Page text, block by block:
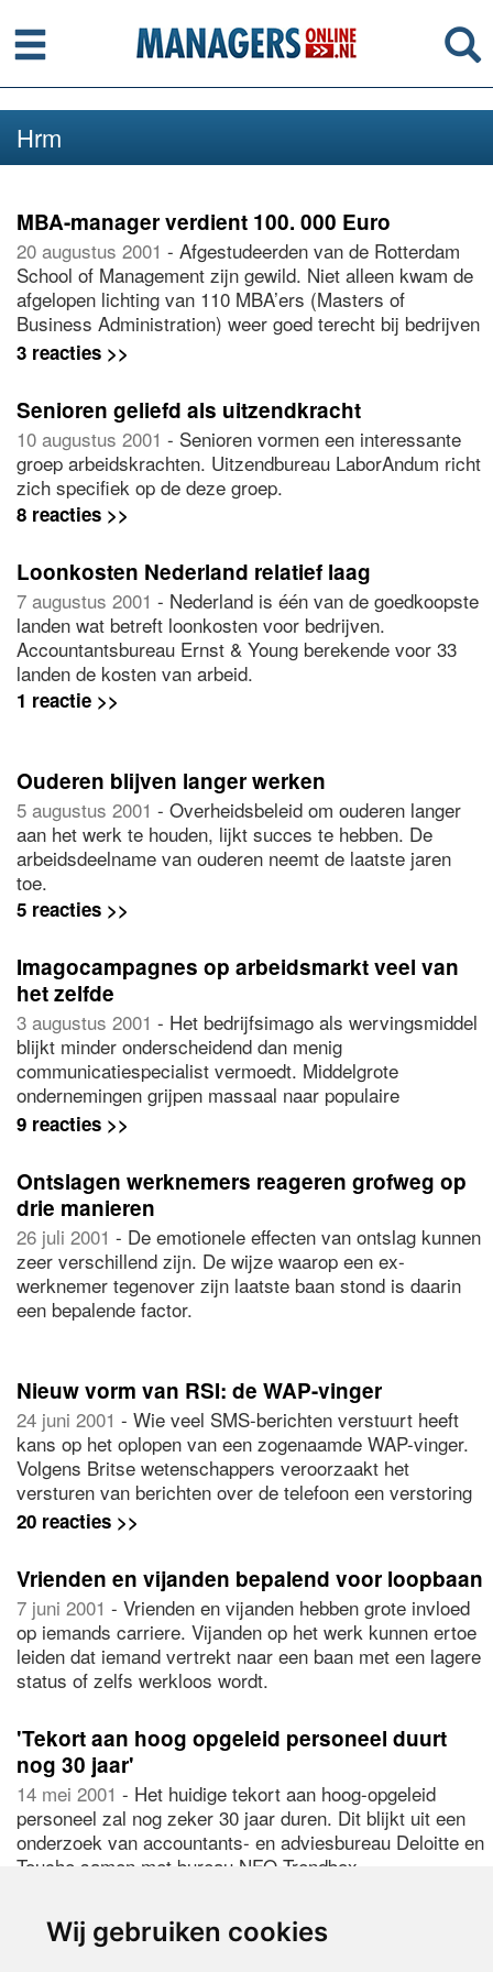
Wij gebruiken cookies
Menu
Hrm
MBA-manager verdient 100. 000 Euro
20 augustus 2001 - Afgestudeerden van de Rotterdam
School of Management zijn gewild. Niet alleen kwam de
afgelopen lichting van 110 MBA’ers (Masters of
Business Administration) weer goed terecht bij bedrijven
als Ford, McKinsey, ABN Amro en AT Kearney, de
startsalarissen mochten er ook wezen: een twintigtal
van hen verdient al bij aanvang een ton.
3 reacties >>
Senioren geliefd als uitzendkracht
10 augustus 2001 - Senioren vormen een interessante
groep arbeidskrachten. Uitzendbureau LaborAndum richt
zich specifiek op de deze groep.
8 reacties >>
Loonkosten Nederland relatief laag
7 augustus 2001 - Nederland is één van de goedkoopste
landen wat betreft loonkosten voor bedrijven.
Accountantsbureau Ernst & Young berekende voor 33
landen de kosten van arbeid.
1 reactie >>
Ouderen blijven langer werken
5 augustus 2001 - Overheidsbeleid om ouderen langer
aan het werk te houden, lijkt succes te hebben. De
arbeidsdeelname van ouderen neemt de laatste jaren
toe.
5 reacties >>
Imagocampagnes op arbeidsmarkt veel van
het zelfde
3 augustus 2001 - Het bedrijfsimago als wervingsmiddel
blijkt minder onderscheidend dan menig
communicatiespecialist vermoedt. Middelgrote
ondernemingen grijpen massaal naar populaire
wervingstermen als 'dynamisch', 'informeel' en
'resultaatgericht'.
9 reacties >>
Ontslagen werknemers reageren grofweg op
drie manieren
26 juli 2001 - De emotionele effecten van ontslag kunnen
zeer verschillend zijn. De wijze waarop een ex-
werknemer tegenover zijn laatste baan stond is daarin
een bepalende factor.
Nieuw vorm van RSI: de WAP-vinger
24 juni 2001 - Wie veel SMS-berichten verstuurt heeft
kans op het oplopen van een zogenaamde WAP-vinger.
Volgens Britse wetenschappers veroorzaakt het
versturen van berichten over de telefoon een verstoring
van de bloedcirculatie in de vingers waardoor de klacht
20 reacties >>
Vrienden en vijanden bepalend voor loopbaan
7 juni 2001 - Vrienden en vijanden hebben grote invloed
op iemands carriere. Vijanden op het werk kunnen ertoe
leiden dat iemand vertrekt naar een baan met een lagere
status of zelfs werkloos wordt.
'Tekort aan hoog opgeleid personeel duurt
nog 30 jaar'
14 mei 2001 - Het huidige tekort aan hoog-opgeleid
personeel zal nog zeker 30 jaar duren. Dit blijkt uit een
onderzoek van accountants- en adviesbureau Deloitte en
Touche samen met bureau NFO Trendbox.